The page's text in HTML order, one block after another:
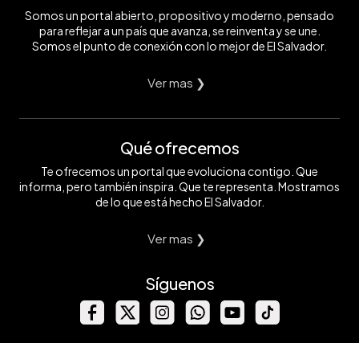
Somos un portal abierto, propositivo y moderno, pensado
para reflejar a un país que avanza, se reinventa y se une.
Somos el punto de conexión con lo mejor de El Salvador.
Ver mas ❯
Qué ofrecemos
Te ofrecemos un portal que evoluciona contigo. Que
informa, pero también inspira. Que te representa. Mostramos
de lo que está hecho El Salvador.
Ver mas ❯
Síguenos